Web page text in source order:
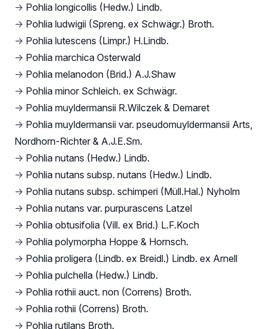
→ Pohlia longicollis (Hedw.) Lindb.
→ Pohlia ludwigii (Spreng. ex Schwägr.) Broth.
→ Pohlia lutescens (Limpr.) H.Lindb.
→ Pohlia marchica Osterwald
→ Pohlia melanodon (Brid.) A.J.Shaw
→ Pohlia minor Schleich. ex Schwägr.
→ Pohlia muyldermansii R.Wilczek & Demaret
→ Pohlia muyldermansii var. pseudomuyldermansii Arts,
Nordhorn-Richter & A.J.E.Sm.
→ Pohlia nutans (Hedw.) Lindb.
→ Pohlia nutans subsp. nutans (Hedw.) Lindb.
→ Pohlia nutans subsp. schimperi (Müll.Hal.) Nyholm
→ Pohlia nutans var. purpurascens Latzel
→ Pohlia obtusifolia (Vill. ex Brid.) L.F.Koch
→ Pohlia polymorpha Hoppe & Hornsch.
→ Pohlia proligera (Lindb. ex Breidl.) Lindb. ex Arnell
→ Pohlia pulchella (Hedw.) Lindb.
→ Pohlia rothii auct. non (Correns) Broth.
→ Pohlia rothii (Correns) Broth.
→ Pohlia rutilans Broth.